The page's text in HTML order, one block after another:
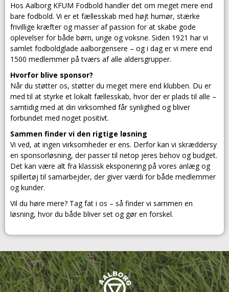
Hos Aalborg KFUM Fodbold handler det om meget mere end
bare fodbold. Vi er et fællesskab med højt humør, stærke
frivillige kræfter og masser af passion for at skabe gode
oplevelser for både børn, unge og voksne. Siden 1921 har vi
samlet fodboldglade aalborgensere – og i dag er vi mere end
1500 medlemmer på tværs af alle aldersgrupper.
Hvorfor blive sponsor?
Når du støtter os, støtter du meget mere end klubben. Du er
med til at styrke et lokalt fællesskab, hvor der er plads til alle –
samtidig med at din virksomhed får synlighed og bliver
forbundet med noget positivt.
Sammen finder vi den rigtige løsning
Vi ved, at ingen virksomheder er ens. Derfor kan vi skræddersy
en sponsorløsning, der passer til netop jeres behov og budget.
Det kan være alt fra klassisk eksponering på vores anlæg og
spillertøj til samarbejder, der giver værdi for både medlemmer
og kunder.
Vil du høre mere? Tag fat i os – så finder vi sammen en
løsning, hvor du både bliver set og gør en forskel.